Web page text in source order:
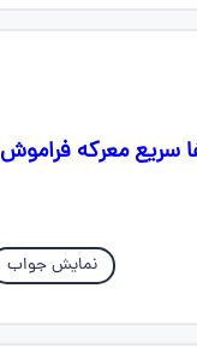
نباشه لطفا سریع معرکه فراموش
نمایش جواب